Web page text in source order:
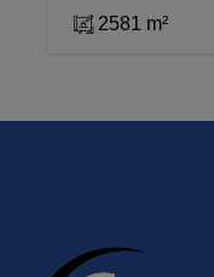
2581 m²